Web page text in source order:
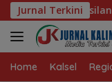
Langsung
ke
konten
Jurnal Terkini
Albumin Haruan,
Home Kalsel